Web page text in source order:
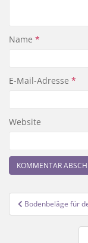
Name *
E-Mail-Adresse *
Website
Bodenbeläge für